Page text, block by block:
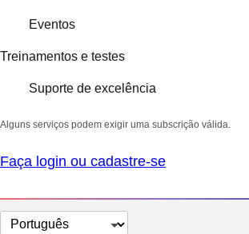
Eventos
Treinamentos e testes
Suporte de excelência
Alguns serviços podem exigir uma subscrição válida.
Faça login ou cadastre-se
Selecionar